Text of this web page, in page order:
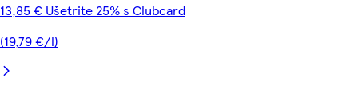
13,85 € Ušetrite 25% s Clubcard
(19,79 €/l)